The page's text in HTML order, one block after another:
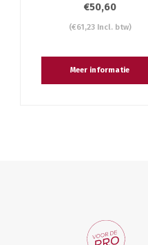
€50,60
(€61,23 Incl. btw)
Meer informatie